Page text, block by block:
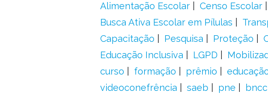
Alimentação Escolar
Censo Escolar
Busca Ativa Escolar em Pílulas
Capacitação
Pesquisa Proteção
Educação Inclusiva
LGPD
curso
formação prêmio
videoconefrência
saeb pne bncc